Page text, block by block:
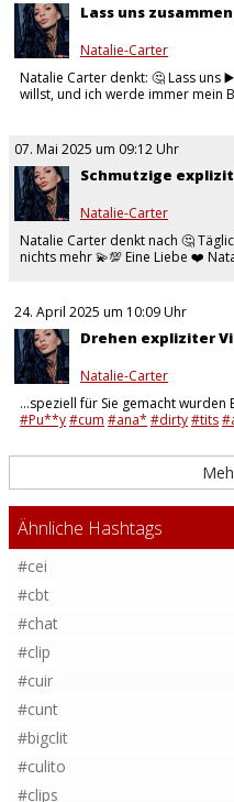
Lass uns
Natalie-Carter
Natalie Carter denkt: 🤔 Lass uns
willst, und ich werde immer mein
07. Mai 2025 um 09:12 Uhr
Schmutzige
Natalie-Carter
Natalie Carter denkt nach 🤔
nichts mehr 💫💯 Eine Liebe ❤️
24. April 2025 um 10:09 Uhr
Drehen expliziter
Natalie-Carter
…speziell für Sie gemacht
#Pu**y#cum #ana* #dirty#tits
Ähnliche Hashtags
#cei
#cbt
#chat
#clip
#cuir
#cunt
#bigclit
#culito
#clips